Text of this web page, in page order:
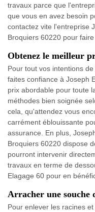
travaux parce que
que vous en avez besoin
contactez vite l'entreprise
Broquiers 60220 pour
Obtenez le meilleur
Pour tout vos intentions
faites confiance à Joseph
prix abordable pour toute
méthodes bien soignée
cela, qu'attendez vous
carrément éblouissante
assurance. En plus,
Broquiers 60220 dispose
pourront intervenir
travaux en terme de
Elagage 60 pour en
Arracher une souche
Pour enlever les racines